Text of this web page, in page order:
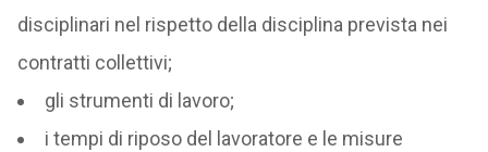
disciplinari nel rispetto della disciplina prevista nei
contratti collettivi;
gli strumenti di lavoro;
i tempi di riposo del lavoratore e le misure